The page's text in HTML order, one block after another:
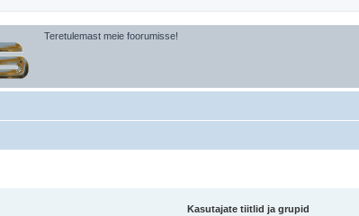
Teretulemast meie foorumisse!
Kasutajate tiitlid ja grupid